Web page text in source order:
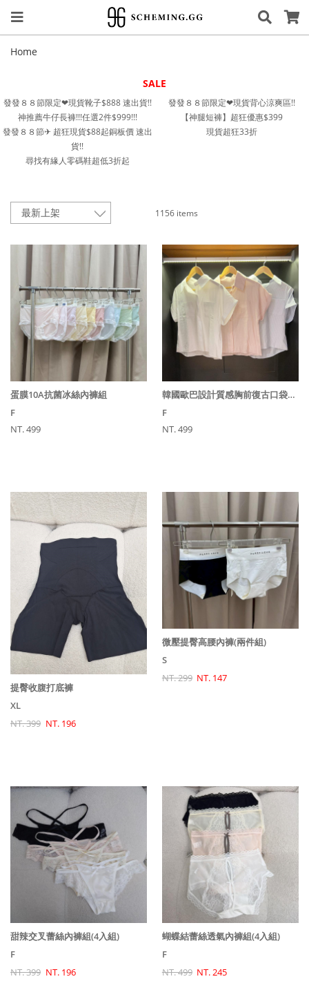
Home
SALE
發發８８節限定❤︎現貨靴子$888 速出貨!!
發發８８節限定❤︎現貨背心涼爽區!!
神推薦牛仔長褲!!!任選2件$999!!!
【神腿短褲】超狂優惠$399
發發８８節✈︎ 超狂現貨$88起銅板價 速出
貨!!
現貨超狂33折
尋找有緣人零碼鞋超低3折起
1156 items
蛋膜10A抗菌冰絲內褲組
F
NT. 499
韓國歐巴設計質感胸前復古口袋設計直條短袖襯衫
F
NT. 499
提臀收腹打底褲
XL
NT. 399 NT. 196
微壓提臀高腰內褲(兩件組)
S
NT. 299 NT. 147
甜辣交叉蕾絲內褲組(4入組)
F
NT. 399 NT. 196
蝴蝶結蕾絲透氣內褲組(4入組)
F
NT. 499 NT. 245